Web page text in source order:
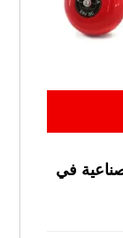
في